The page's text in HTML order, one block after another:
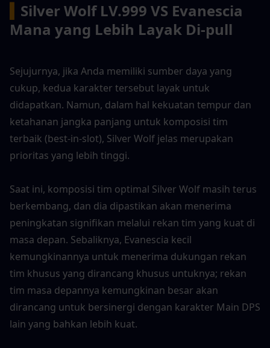
Silver Wolf LV.999 VS Evanescia
Mana yang Lebih Layak Di-pull
Sejujurnya, jika Anda memiliki sumber daya yang
cukup, kedua karakter tersebut layak untuk
didapatkan. Namun, dalam hal kekuatan tempur dan
ketahanan jangka panjang untuk komposisi tim
terbaik (best-in-slot), Silver Wolf jelas merupakan
prioritas yang lebih tinggi.
Saat ini, komposisi tim optimal Silver Wolf masih terus
berkembang, dan dia dipastikan akan menerima
peningkatan signifikan melalui rekan tim yang kuat di
masa depan. Sebaliknya, Evanescia kecil
kemungkinannya untuk menerima dukungan rekan
tim khusus yang dirancang khusus untuknya; rekan
tim masa depannya kemungkinan besar akan
dirancang untuk bersinergi dengan karakter Main DPS
lain yang bahkan lebih kuat.